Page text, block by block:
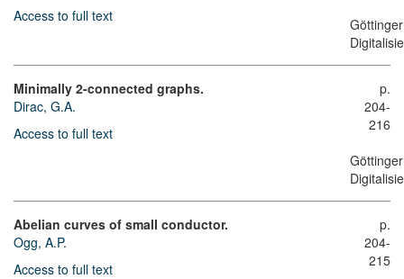
Access to full text
Göttinger
Minimally 2-connected graphs.
Dirac, G.A.
Access to full text
p.
204-
216
Göttinger
Abelian curves of small conductor.
Ogg, A.P.
Access to full text
p.
204-
215